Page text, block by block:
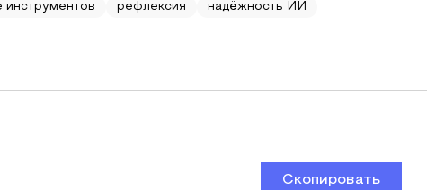
инструментов рефлексия надёжность ИИ
Скопировать